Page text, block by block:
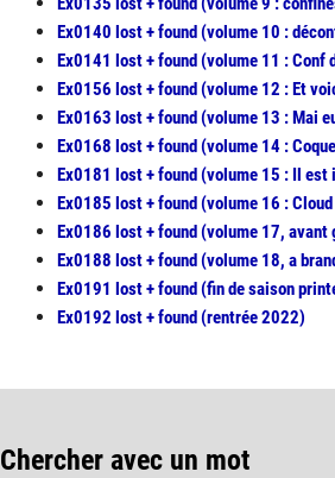
Ex0140 lost + found (volume 10 :
Ex0141 lost + found (volume 11 : Conf
Ex0156 lost + found (volume 12 : Et
Ex0163 lost + found (volume 13 : Mai
Ex0168 lost + found (volume 14 :
Ex0181 lost + found (volume 15 : Il est
Ex0185 lost + found (volume 16 : Cloud
Ex0186 lost + found (volume 17, avant
Ex0188 lost + found (volume 18, a
Ex0191 lost + found (fin de saison
Ex0192 lost + found (rentrée 2022)
Chercher avec un mot